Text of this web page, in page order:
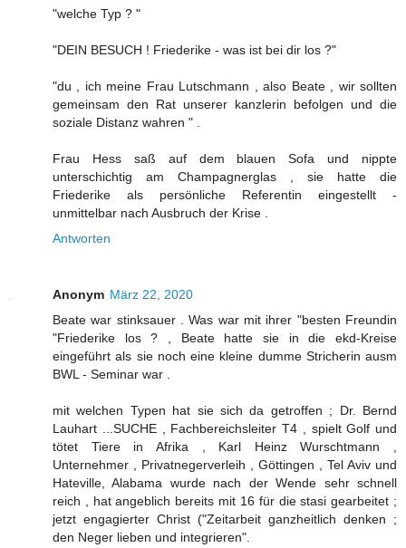
"welche Typ ? "
"DEIN BESUCH ! Friederike - was ist bei dir los ?"
"du , ich meine Frau Lutschmann , also Beate , wir sollten
gemeinsam den Rat unserer kanzlerin befolgen und die
soziale Distanz wahren " .
Frau Hess saß auf dem blauen Sofa und nippte
unterschichtig am Champagnerglas , sie hatte die
Friederike als persönliche Referentin eingestellt -
unmittelbar nach Ausbruch der Krise .
Antworten
Anonym März 22, 2020
Beate war stinksauer . Was war mit ihrer "besten Freundin
"Friederike los ? , Beate hatte sie in die ekd-Kreise
eingeführt als sie noch eine kleine dumme Stricherin ausm
BWL - Seminar war .
mit welchen Typen hat sie sich da getroffen ; Dr. Bernd
Lauhart ...SUCHE , Fachbereichsleiter T4 , spielt Golf und
tötet Tiere in Afrika , Karl Heinz Wurschtmann ,
Unternehmer , Privatnegerverleih , Göttingen , Tel Aviv und
Hateville, Alabama wurde nach der Wende sehr schnell
reich , hat angeblich bereits mit 16 für die stasi gearbeitet ;
jetzt engagierter Christ ("Zeitarbeit ganzheitlich denken ;
den Neger lieben und integrieren".